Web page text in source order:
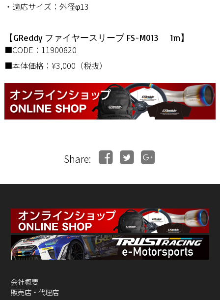
・適応サイズ：外径φ13
【GReddy ファイヤースリーブ FS-M013 1m】
■CODE：11900820
■本体価格：¥3,000（税抜）
Share:
会社概要
販売店・代理店